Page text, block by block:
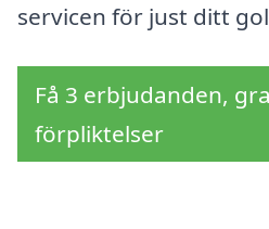
servicen för just ditt
Få 3 erbjudanden,
förpliktelser